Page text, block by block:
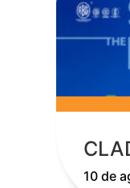
10 de